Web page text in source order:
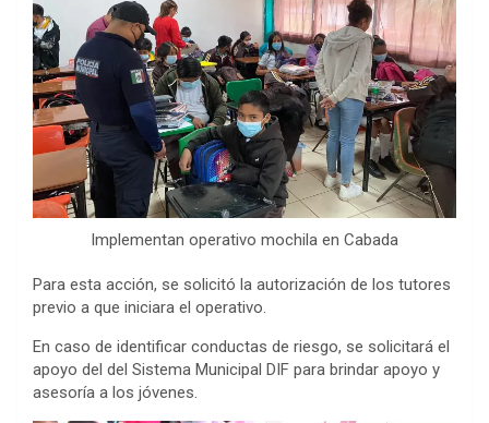
Implementan operativo mochila en Cabada
Para esta acción, se solicitó la autorización de los tutores
previo a que iniciara el operativo.
En caso de identificar conductas de riesgo, se solicitará el
apoyo del del Sistema Municipal DIF para brindar apoyo y
asesoría a los jóvenes.